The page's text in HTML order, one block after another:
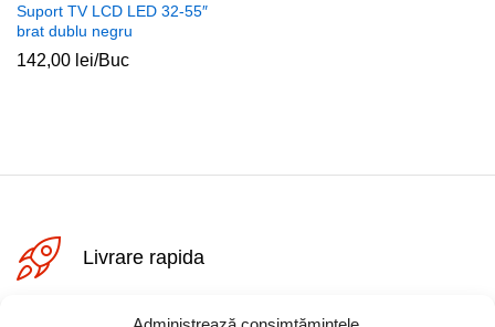
Suport TV LCD LED 32-55″
brat dublu negru
142,00 lei/Buc
Livrare rapida